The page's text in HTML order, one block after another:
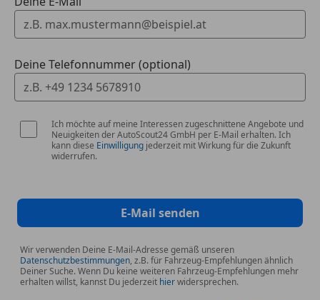
Irrtum, Tippfehler und Preisänderungen vorbehalten,
Bitte setzen Sie sich bei Möglichkeit telefonisch mit
uns in Verbindung, Vielen Dank, ihr ST AUTOMOBILE
Team ..
Deine Telefonnummer (optional)
Ich möchte auf meine Interessen zugeschnittene Angebote und
Neuigkeiten der AutoScout24 GmbH per E-Mail erhalten. Ich
kann diese Einwilligung jederzeit mit Wirkung für die Zukunft
widerrufen.
E-Mail senden
Wir verwenden Deine E-Mail-Adresse gemäß unseren
Datenschutzbestimmungen, z.B. für Fahrzeug-Empfehlungen ähnlich
Deiner Suche. Wenn Du keine weiteren Fahrzeug-Empfehlungen mehr
erhalten willst, kannst Du jederzeit hierwidersprechen.